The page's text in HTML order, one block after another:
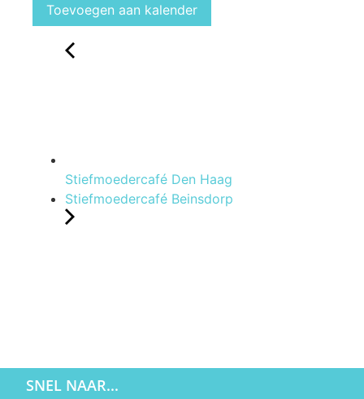
Toevoegen aan kalender
Stiefmoedercafé Den Haag
Stiefmoedercafé Beinsdorp
SNEL NAAR...